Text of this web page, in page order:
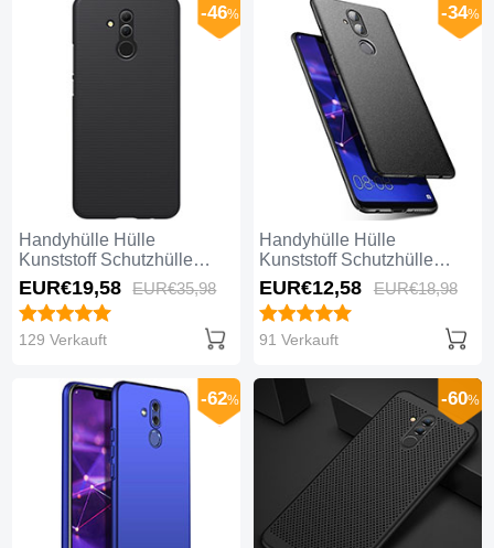
Handyhülle Hülle
Kunststoff Schutzhülle
Tasche Matt P02 für
Huawei Mate 20 Lite
Schwarz
-46%
EUR€19,58 EUR€35,98
129 Verkauft
Handyhülle Hülle
Kunststoff Schutzhülle
Tasche Matt P01 für
Huawei Mate 20 Lite
Schwarz
-34%
EUR€12,58 EUR€18,98
91 Verkauft
-62% -60%